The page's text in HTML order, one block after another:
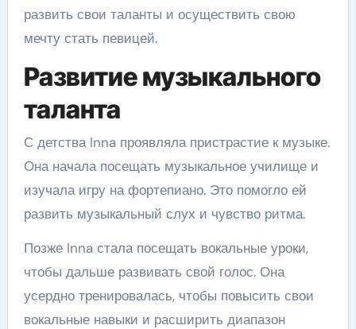
развить свои таланты и осуществить свою
мечту стать певицей.
Развитие музыкального
таланта
С детства Inna проявляла пристрастие к музыке.
Она начала посещать музыкальное училище и
изучала игру на фортепиано. Это помогло ей
развить музыкальный слух и чувство ритма.
Позже Inna стала посещать вокальные уроки,
чтобы дальше развивать свой голос. Она
усердно тренировалась, чтобы повысить свои
вокальные навыки и расширить диапазон